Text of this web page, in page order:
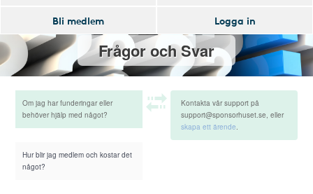
Bli medlem
Logga in
Frågor och Svar
Om jag har funderingar eller
behöver hjälp med något?
Hur blir jag medlem och kostar det
något?
Kontakta vår support på
support@sponsorhuset.se, eller
skapa ett ärende.